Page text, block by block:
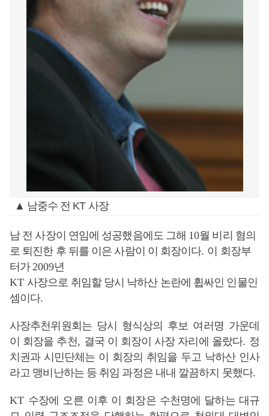
▲ 남중수 전 KT 사장
남 전 사장이 연임에 성공했음에도 그해 10월 비리 혐의
로 퇴진한 후 뒤를 이은 사람이 이 회장이다. 이 회장부
터가2009년
KT 사장으로 취임할 당시 낙하산 논란에 휩싸인 인물인
셈이다.
사장추천위원회는 당시 형식상의 후보 여러명 가운데
이 회장을 추천, 결국 이 회장이 사장 자리에 올랐다. 정
치권과 시민단체는 이 회장의 취임을 두고 낙하산 인사
라고 맹비난하는 등 취임 과정은 내내 깔끔하지 못했다.
KT 수장에 오른 이후 이 회장은 수천명에 달하는 대규